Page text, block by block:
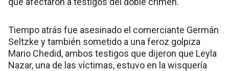
Tiempo atrás fue asesinado el comerciante Germán
Seltzke y también sometido a una feroz golpiza
Mario Chedid, ambos testigos que dijeron que Leyla
Nazar, una de las víctimas, estuvo en la wisquería